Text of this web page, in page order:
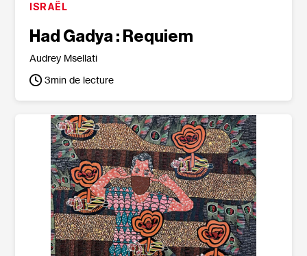
ISRAËL
Had Gadya : Requiem
Audrey Msellati
3min de lecture